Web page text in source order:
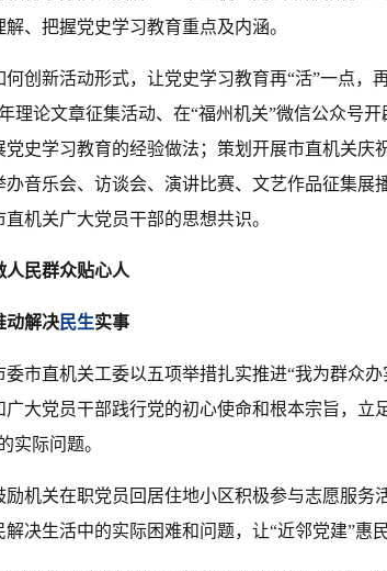
解、把握党史学习教育重点及内涵。
何创新活动形式，让党史学习教育再“活”一点，
理论文章征集活动、在“福州机关”微信公众号
党史学习教育的经验做法；策划开展市直机关庆
办音乐会、访谈会、演讲比赛、文艺作品征集
直机关广大党员干部的思想共识。
人民群众贴心人
动解决民生实事
委市直机关工委以五项举措扎实推进“我为群众
广大党员干部践行党的初心使命和根本宗旨，立
实际问题。
励机关在职党员回居住地小区积极参与志愿服务
解决生活中的实际困难和问题，让“近邻党建”惠民